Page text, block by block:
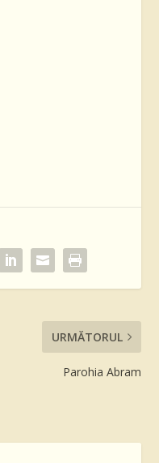
URMĂTORUL
Parohia Abram